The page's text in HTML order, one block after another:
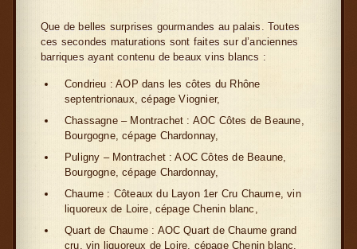
Que de belles surprises gourmandes au palais. Toutes
ces secondes maturations sont faites sur d’anciennes
barriques ayant contenu de beaux vins blancs :
Condrieu : AOP dans les côtes du Rhône
septentrionaux, cépage Viognier,
Chassagne – Montrachet : AOC Côtes de Beaune,
Bourgogne, cépage Chardonnay,
Puligny – Montrachet : AOC Côtes de Beaune,
Bourgogne, cépage Chardonnay,
Chaume : Côteaux du Layon 1er Cru Chaume, vin
liquoreux de Loire, cépage Chenin blanc,
Quart de Chaume : AOC Quart de Chaume grand
cru, vin liquoreux de Loire, cépage Chenin blanc.